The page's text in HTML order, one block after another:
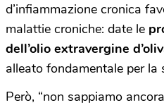
d’infiammazione cronica
malattie croniche: date le
dell’olio extravergine
alleato fondamentale per la
Però, “non sappiamo